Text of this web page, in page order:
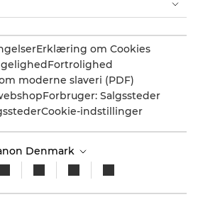
Erklæring om Cookies
Fortrolighed
moderne slaveri (PDF)
Forbruger: Salgssteder
Cookie-indstillinger
Denmark